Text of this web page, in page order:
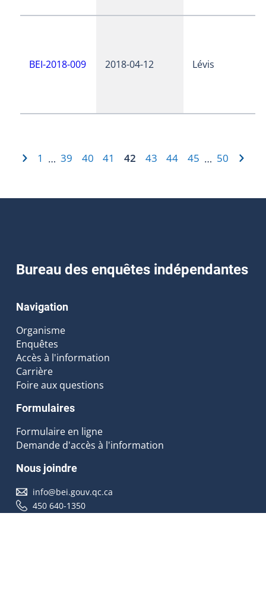
BEI-2018-009 2018-04-12 Lévis
1 … 39 40 41 42 43 44 45 … 50
Bureau des enquêtes indépendantes
Navigation
Organisme
Enquêtes
Accès à l'information
Carrière
Foire aux questions
Formulaires
Formulaire en ligne
Demande d'accès à l'information
Nous joindre
info@bei.gouv.qc.ca
450 640-1350